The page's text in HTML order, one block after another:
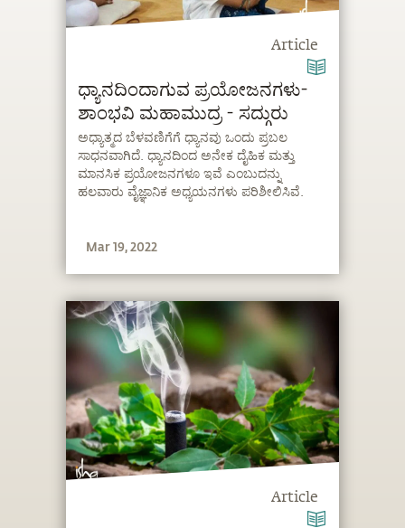
Article
ಧ್ಯಾನದಿಂದಾಗುವ ಪ್ರಯೋಜನಗಳು-
ಶಾಂಭವಿ ಮಹಾಮುದ್ರ - ಸದ್ಗುರು
ಅಧ್ಯಾತ್ಮದ ಬೆಳವಣಿಗೆಗೆ ಧ್ಯಾನವು ಒಂದು ಪ್ರಬಲ
ಸಾಧನವಾಗಿದೆ. ಧ್ಯಾನದಿಂದ ಅನೇಕ ದೈಹಿಕ ಮತ್ತು
ಮಾನಸಿಕ ಪ್ರಯೋಜನಗಳೂ ಇವೆ ಎಂಬುದನ್ನು
ಹಲವಾರು ವೈಜ್ಞಾನಿಕ ಅಧ್ಯಯನಗಳು ಪರಿಶೀಲಿಸಿವೆ.
Mar 19, 2022
Article